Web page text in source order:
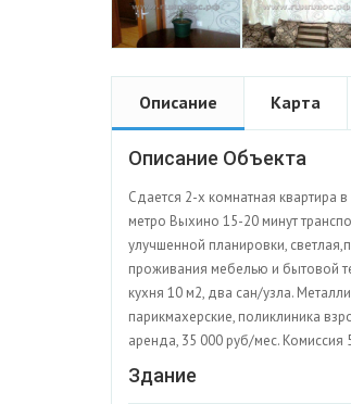
Описание Карта
Описание Объекта
Сдается 2-х комнатная квартира
метро Выхино 15-20 минут
улучшенной планировки,
проживания мебелью и бытовой
кухня 10 м2, два сан/узла.
парикмахерские, поликлиника
аренда, 35 000 руб/мес. Комиссия
Здание